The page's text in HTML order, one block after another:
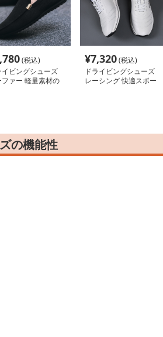
(税込)
イビングシューズ
ファー 軽量素材の
¥7,320(税込)
ドライビングシューズ
レーシング 快適スポー
の機能性